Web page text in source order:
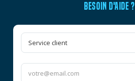
BESOIN D'AIDE ?